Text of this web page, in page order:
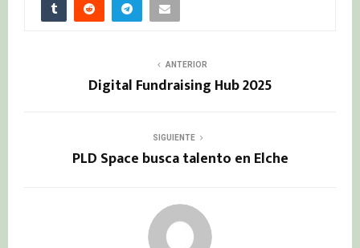
ANTERIOR
Digital Fundraising Hub 2025
SIGUIENTE
PLD Space busca talento en Elche